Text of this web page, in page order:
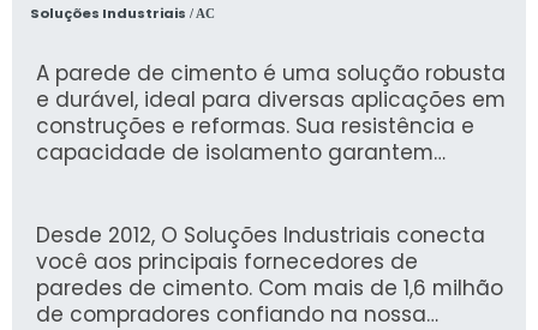
Soluções Industriais / AC
A parede de cimento é uma solução robusta
e durável, ideal para diversas aplicações em
construções e reformas. Sua resistência e
capacidade de isolamento garantem
Desde 2012, O Soluções Industriais conecta
você aos principais fornecedores de
paredes de cimento. Com mais de 1,6 milhão
de compradores confiando na nossa